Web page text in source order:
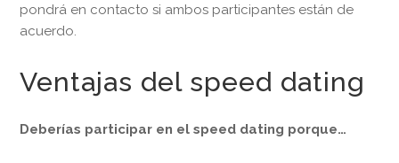
pondrá en contacto si ambos participantes están de
acuerdo.
Ventajas del speed dating
Deberías participar en el speed dating porque…